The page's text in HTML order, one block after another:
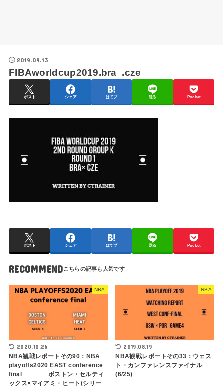
2019.09.13
FIBAworldcup2019.bra_.cze_
ポスト シェア はてブ 送る Pocket
ポスト シェア はてブ 送る Pocket
RECOMMEND
NBA
2020.10.26
NBA観戦レポートその90：NBA
playoffs2020 EAST conference
final ボストン・セルティ
ックス×マイアミ・ヒート(シリー
NBA
2019.08.19
NBA観戦レポートその33：ウェス
ト・カンファレンスファイナル
(6/25)